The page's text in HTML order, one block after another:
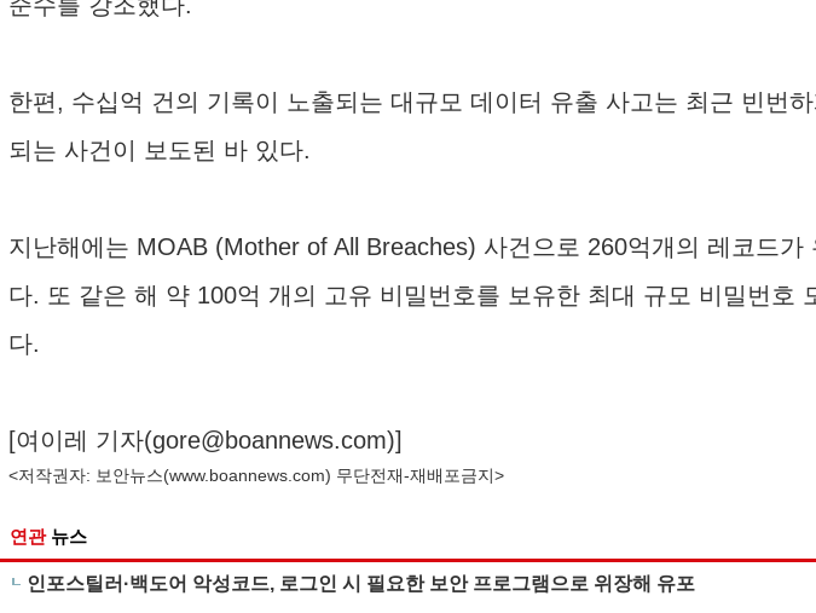
한편, 수십억 건의 기록이 노출되는 대규모 데이터 유출 사고는 최근 빈번
되는 사건이 보도된 바 있다.
지난해에는 MOAB (Mother of All Breaches) 사건으로 260억개의 레코드
다. 또 같은 해 약 100억 개의 고유 비밀번호를 보유한 최대 규모 비밀번호
다.
[여이레 기자(gore@boannews.com)]
<저작권자: 보안뉴스(www.boannews.com) 무단전재-재배포금지>
연관 뉴스
인포스틸러·백도어 악성코드, 로그인 시 필요한 보안 프로그램으로 위장해 유포